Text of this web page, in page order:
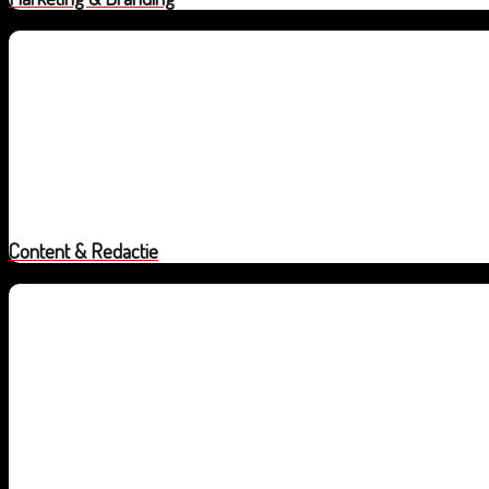
Content & Redactie